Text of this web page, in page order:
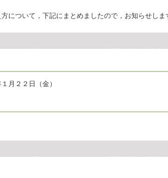
について，下記にまとめましたので，お知らせしま
月２２日（金）